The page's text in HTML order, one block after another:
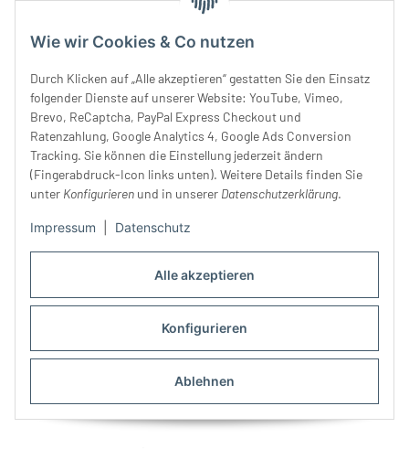
Alle akzeptieren
Konfigurieren
Ablehnen
Wie wir Cookies & Co nutzen
Durch Klicken auf „Alle akzeptieren“ gestatten Sie den Einsatz
folgender Dienste auf unserer Website: YouTube, Vimeo,
Brevo, ReCaptcha, PayPal Express Checkout und
Ratenzahlung, Google Analytics 4, Google Ads Conversion
Tracking. Sie können die Einstellung jederzeit ändern
(Fingerabdruck-Icon links unten). Weitere Details finden Sie
unter Konfigurieren und in unserer Datenschutzerklärung.
Impressum Datenschutz
Kunststoffknopf
Blüten, Union Knopf
1,60 €*
Trachtenknopf BRUNFT,
röhrender Hirsch, altsilber
1,90 € -2,90 €*